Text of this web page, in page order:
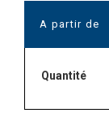
A partir de
Quantité